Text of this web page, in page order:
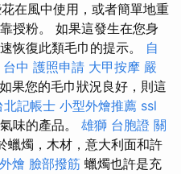
在風中使用，或者簡單地重
授粉。 如果這發生在您身
恢復此類毛巾的提示。 自
中 護照申請 大甲按摩 嚴
果您的毛巾狀況良好，則這
北記帳士 小型外燴推薦 ssl
味的產品。 雄獅 台胞證 關
蠟燭，木材，意大利面和許
燴 臉部撥筋 蠟燭也許是充